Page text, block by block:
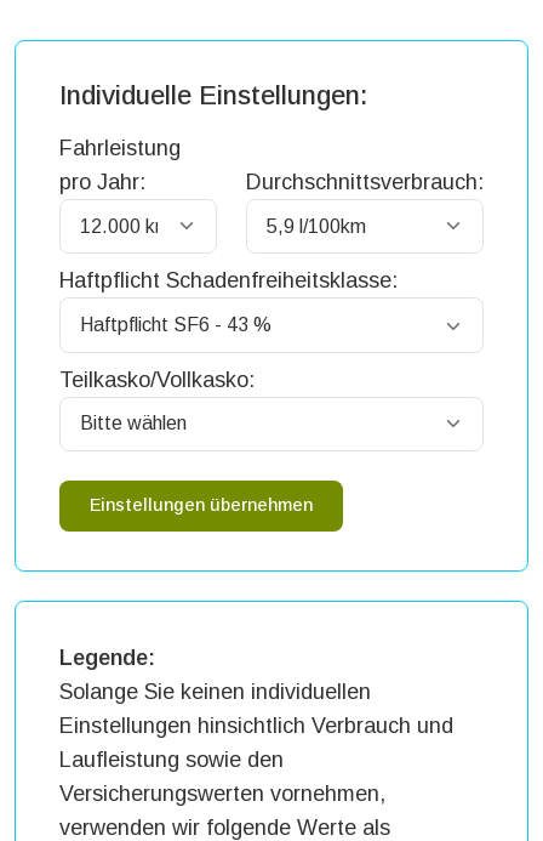
Individuelle Einstellungen:
Fahrleistung
pro Jahr:
Durchschnittsverbrauch:
Haftpflicht Schadenfreiheitsklasse:
Teilkasko/Vollkasko:
Einstellungen übernehmen
Legende:
Solange Sie keinen individuellen
Einstellungen hinsichtlich Verbrauch und
Laufleistung sowie den
Versicherungswerten vornehmen,
verwenden wir folgende Werte als